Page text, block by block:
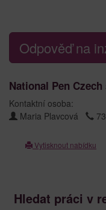
Odpověď na
National Pen Czech
Kontaktní osoba:
Maria Plavcová
Vytisknout nabídku
Hledat práci v